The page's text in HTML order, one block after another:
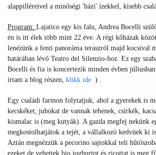
alappilléreivel a minőségi 'házi' ízekkel, kisebb
Program: Lajatico egy kis falu, Andrea Bocelli
én is itt élek több mint 22 éve. A régi kőházak
lenézünk a fenti panoráma teraszról majd kocsival
határában lévő Teatro del Silenzio-hoz. Ez egy
Bocelli és fia is koncertezik minden évben
írtam a blog részen, klikk ide ) .
Egy családi farmon folytatjuk, ahol a gyerekek is
kecskéket, juhokat de vannak tehenek, csirkék,
kismalac is (meg kutyák). A gazda megfej nekünk
megkostolhatjátok a tejét, a vállalkozó kedvüek ki
Aztán megnézzük a pecorino sajtokkal teli
ezeket de vehettek bio joghurtot és ricottat is meg